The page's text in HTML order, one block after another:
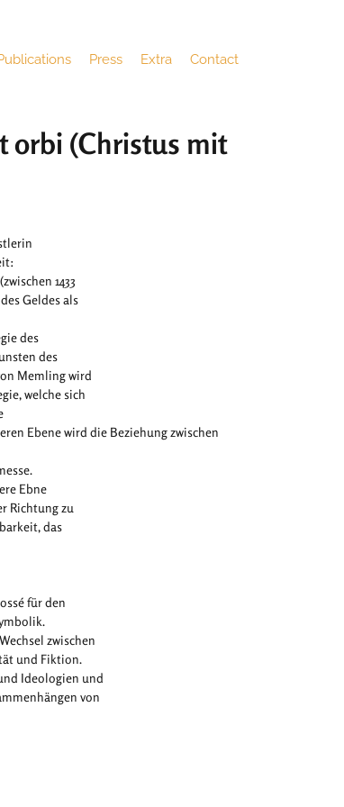
Press Extra Contact
orbi (Christus mit
1433
Geldes als
des
des
Memling wird
welche sich
Ebene wird die Beziehung zwischen
Ebne
Richtung zu
das
für den
zwischen
und Fiktion.
Ideologien und
von